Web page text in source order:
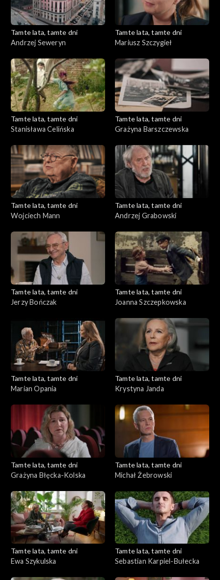
Tamte lata, tamte dni
Andrzej Seweryn
Tamte lata, tamte dni
Mariusz Szczygieł
Tamte lata, tamte dni
Stanisława Celińska
Tamte lata, tamte dni
Grażyna Barszczewska
Tamte lata, tamte dni
Wojciech Mann
Tamte lata, tamte dni
Andrzej Grabowski
Tamte lata, tamte dni
Jerzy Bończak
Tamte lata, tamte dni
Joanna Szczepkowska
Tamte lata, tamte dni
Marian Opania
Tamte lata, tamte dni
Krystyna Janda
Tamte lata, tamte dni
Grażyna Błęcka-Kolska
Tamte lata, tamte dni
Michał Żebrowski
Tamte lata, tamte dni
Ewa Szykulska
Tamte lata, tamte dni
Sebastian Karpiel-Bułecka